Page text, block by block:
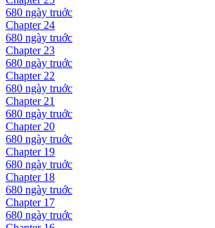
680 ngày truớc
Chapter 24
680 ngày truớc
Chapter 23
680 ngày truớc
Chapter 22
680 ngày truớc
Chapter 21
680 ngày truớc
Chapter 20
680 ngày truớc
Chapter 19
680 ngày truớc
Chapter 18
680 ngày truớc
Chapter 17
680 ngày truớc